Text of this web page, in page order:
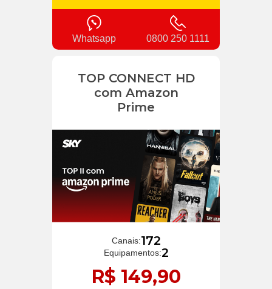
Whatsapp 0800 250 1111
TOP CONNECT HD
com Amazon
Prime
Canais:172
Equipamentos:2
R$ 149,90